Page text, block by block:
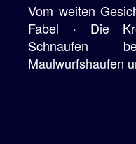
Vom weiten
Fabel · Die
Schnaufen
Maulwurfshaufen